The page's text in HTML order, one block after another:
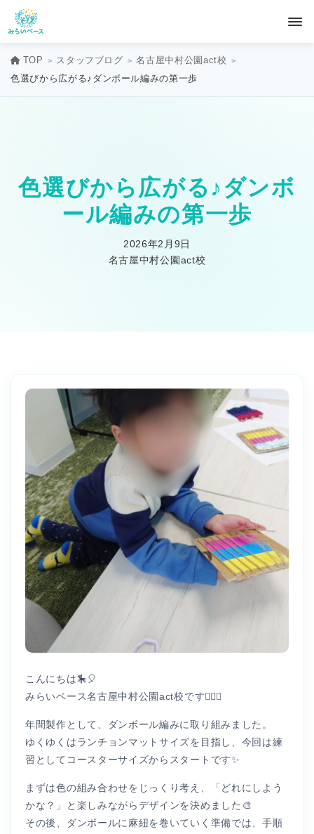
TOP スタッフブログ
名古屋中村公園act校
色選びから広がる♪ダンボール編みの第一歩
色選びから広がる♪ダンボ
ール編みの第一歩
2026年2月9日
名古屋中村公園act校
こんにちは🎠🎈
みらいベース名古屋中村公園act校です👩🏻‍⚕️
年間製作として、ダンボール編みに取り組みました。
ゆくゆくはランチョンマットサイズを目指し、今回は練
習としてコースターサイズからスタートです✨
まずは色の組み合わせをじっくり考え、「どれにしよう
かな？」と楽しみながらデザインを決めました🎨
その後、ダンボールに麻紐を巻いていく準備では、手順